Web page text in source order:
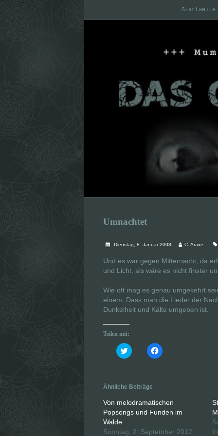
Startseite
Umnachtet
Dienstag, 8. Januar 2008 C. Araxe
Und es war gegen Mitternacht, da
und Licht, als wäre es nicht finster
Wie oft mag es genau umgekehrt
einem. Dass man die Lieder der
Dunkelheit und Kälte umgeben ist.
Teilen mit:
K
l
u
m
b
e
r
i
K
l
u
f
F
e
Ähnliche Beiträge
Von melodramatischen
Popsongs und Funden im
Walde
Sonntag, 2. September 2012